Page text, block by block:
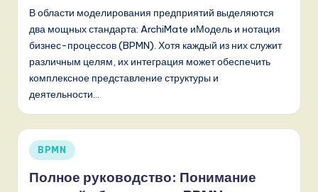
В области моделирования предприятий выделяются
два мощных стандарта: ArchiMate иМодель и нотация
бизнес-процессов (BPMN). Хотя каждый из них служит
различным целям, их интеграция может обеспечить
комплексное представление структуры и
деятельности…
Опубликовано
BPMN
Полное руководство: Понимание